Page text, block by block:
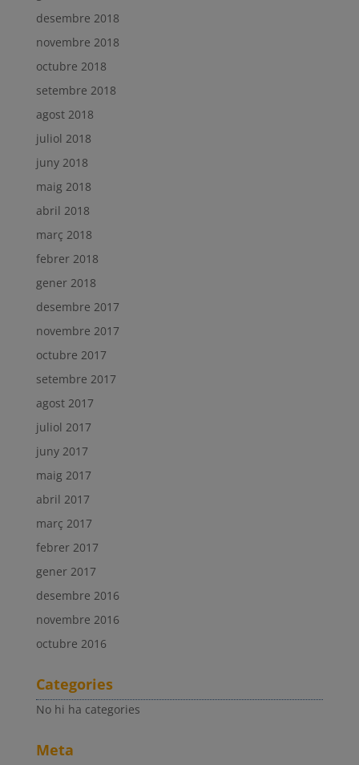
desembre 2018
novembre 2018
octubre 2018
setembre 2018
agost 2018
juliol 2018
juny 2018
maig 2018
abril 2018
març 2018
febrer 2018
gener 2018
desembre 2017
novembre 2017
octubre 2017
setembre 2017
agost 2017
juliol 2017
juny 2017
maig 2017
abril 2017
març 2017
febrer 2017
gener 2017
desembre 2016
novembre 2016
octubre 2016
Categories
No hi ha categories
Meta